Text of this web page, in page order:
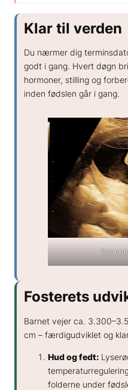
GENERELT
Hvad koster en spiral?
Hvor sikker er
Hvordan kan
Hvordan skifter jeg
Klar til verden
Du nærmer dig
godt i gang. Hvert døgn
hormoner, stilling og
inden fødslen går i gang.
Fosterets
Barnet vejer ca.
cm – færdigudviklet og
Hud og fedt:
folderne under